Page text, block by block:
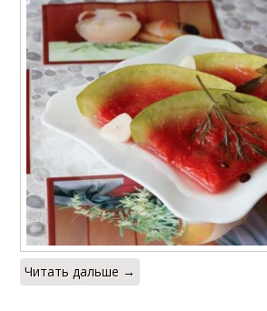
Читать дальше →